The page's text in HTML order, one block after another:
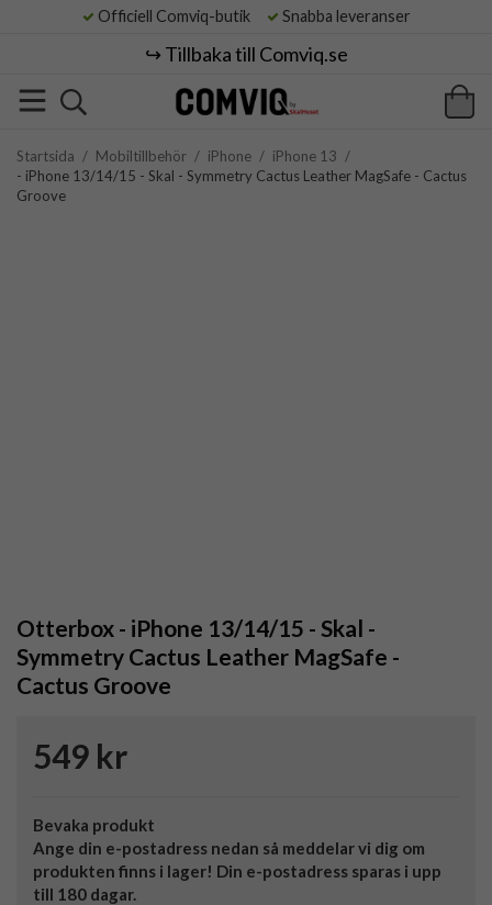
Officiell Comviq-butik Snabba leveranser
↪️ Tillbaka till Comviq.se
Startsida / Mobiltillbehör / iPhone / iPhone 13 /
- iPhone 13/14/15 - Skal - Symmetry Cactus Leather MagSafe - Cactus
Groove
Otterbox - iPhone 13/14/15 - Skal -
Symmetry Cactus Leather MagSafe -
Cactus Groove
549 kr
Bevaka produkt
Ange din e-postadress nedan så meddelar vi dig om
produkten finns i lager! Din e-postadress sparas i upp
till 180 dagar.